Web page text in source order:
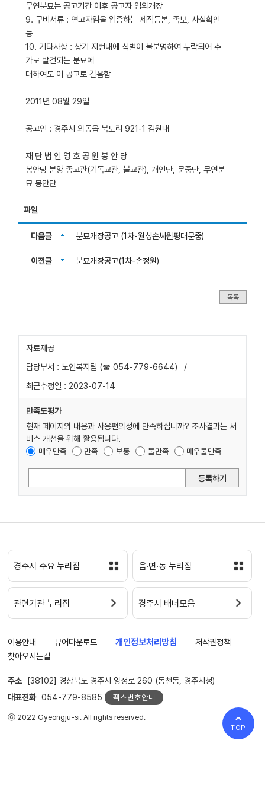
무연분묘는 공고기간 이후 공고자 임의개장
9. 구비서류 : 연고자임을 입증하는 제적등본, 족보, 사실확인
등
10. 기타사항 : 상기 지번내에 식별이 불분명하여 누락되어 추
가로 발견되는 분묘에
대하여도 이 공고로 갈음함
2011년 08월 29일
공고인 : 경주시 외동읍 북토리 921-1 김원대
재 단 법 인 영 호 공 원 봉 안 당
봉안당 분양 종교관(기독교관, 불교관), 개인단, 문중단, 무연분
묘 봉안단
파일
다음글 분묘개장공고 (1차-월성손씨원평대문중)
이전글 분묘개장공고(1차-손정원)
목록
자료제공
담당부서 : 노인복지팀 (☎ 054-779-6644)
/
최근수정일 : 2023-07-14
만족도평가
현재 페이지의 내용과 사용편의성에 만족하십니까? 조사결과는 서
비스 개선을 위해 활용됩니다.
매우만족 만족 보통 불만족 매우불만족
등록하기
경주시 주요 누리집 읍·면·동 누리집
관련기관 누리집 경주시 배너모음
이용안내 뷰어다운로드 개인정보처리방침
저작권정책
찾아오시는길
주소 [38102] 경상북도 경주시 양정로 260 (동천동, 경주시청)
대표전화 054-779-8585 팩스번호안내
ⓒ 2022 Gyeongju-si. All rights reserved.
TOP